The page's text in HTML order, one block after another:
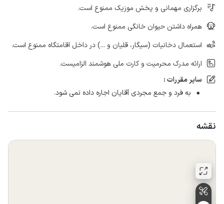
برگزاری مهمانی و پخش موزیک ممنوع است.
همراه داشتن حیوان خانگی ممنوع است.
استعمال دخانیات (سیگار، قلیان و ...) در داخل اقامتگاه ممنوع است.
ارائه مدرک محرمیت و کارت ملی هوشمند الزامیست.
سایر مقررات :
به فرد و جمع مجردی آقایان اجاره داده نمی شود.
نقشه